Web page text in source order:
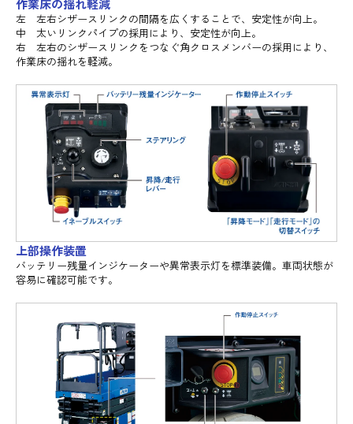
作業床の揺れ軽減
左 左右シザースリンクの間隔を広くすることで、安定性が向上。
中 太いリンクパイプの採用により、安定性が向上。
右 左右のシザースリンクをつなぐ角クロスメンバーの採用により、
作業床の揺れを軽減。
上部操作装置
バッテリー残量インジケーターや異常表示灯を標準装備。車両状態が
容易に確認可能です。